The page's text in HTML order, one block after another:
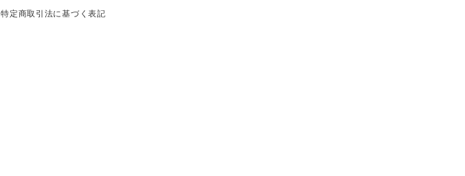
特定商取引法に基づく表記